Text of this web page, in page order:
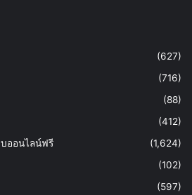
(627)
(716)
(88)
(412)
ออนไลน์ฟรี
(1,624)
(102)
(597)